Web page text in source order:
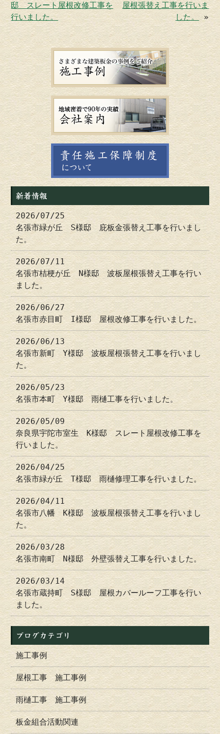
邸 スレート屋根改修工事を
行いました。
屋根張替え工事を行いま
した。
»
新着情報
2026/07/25
名張市緑が丘 S様邸 庇板金張替え工事を行いまし
た。
2026/07/11
名張市桔梗が丘 N様邸 波板屋根張替え工事を行い
ました。
2026/06/27
名張市赤目町 I様邸 屋根改修工事を行いました。
2026/06/13
名張市新町 Y様邸 波板屋根張替え工事を行いまし
た。
2026/05/23
名張市本町 Y様邸 雨樋工事を行いました。
2026/05/09
奈良県宇陀市室生 K様邸 スレート屋根改修工事を
行いました。
2026/04/25
名張市緑が丘 T様邸 雨樋修理工事を行いました。
2026/04/11
名張市八幡 K様邸 波板屋根張替え工事を行いまし
た。
2026/03/28
名張市南町 N様邸 外壁張替え工事を行いました。
2026/03/14
名張市蔵持町 S様邸 屋根カバールーフ工事を行い
ました。
ブログカテゴリ
施工事例
屋根工事 施工事例
雨樋工事 施工事例
板金組合活動関連